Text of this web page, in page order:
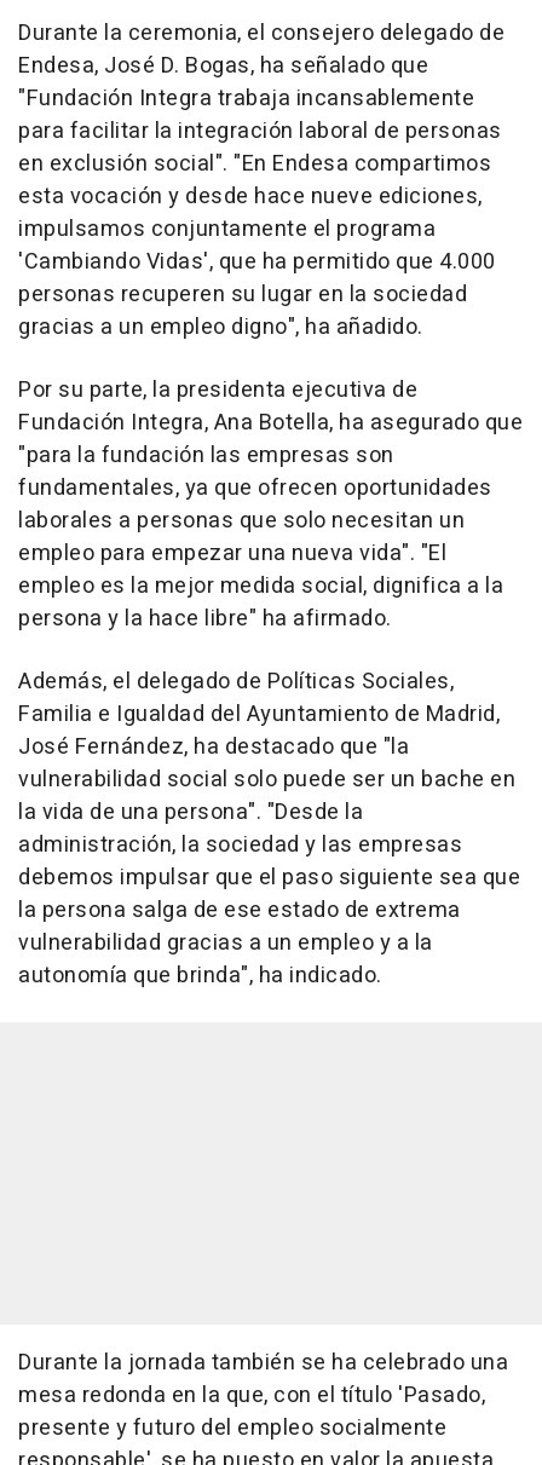
Durante la ceremonia, el consejero delegado de
Endesa, José D. Bogas, ha señalado que
"Fundación Integra trabaja incansablemente
para facilitar la integración laboral de personas
en exclusión social". "En Endesa compartimos
esta vocación y desde hace nueve ediciones,
impulsamos conjuntamente el programa
'Cambiando Vidas', que ha permitido que 4.000
personas recuperen su lugar en la sociedad
gracias a un empleo digno", ha añadido.
Por su parte, la presidenta ejecutiva de
Fundación Integra, Ana Botella, ha asegurado que
"para la fundación las empresas son
fundamentales, ya que ofrecen oportunidades
laborales a personas que solo necesitan un
empleo para empezar una nueva vida". "El
empleo es la mejor medida social, dignifica a la
persona y la hace libre" ha afirmado.
Además, el delegado de Políticas Sociales,
Familia e Igualdad del Ayuntamiento de Madrid,
José Fernández, ha destacado que "la
vulnerabilidad social solo puede ser un bache en
la vida de una persona". "Desde la
administración, la sociedad y las empresas
debemos impulsar que el paso siguiente sea que
la persona salga de ese estado de extrema
vulnerabilidad gracias a un empleo y a la
autonomía que brinda", ha indicado.
Durante la jornada también se ha celebrado una
mesa redonda en la que, con el título 'Pasado,
presente y futuro del empleo socialmente